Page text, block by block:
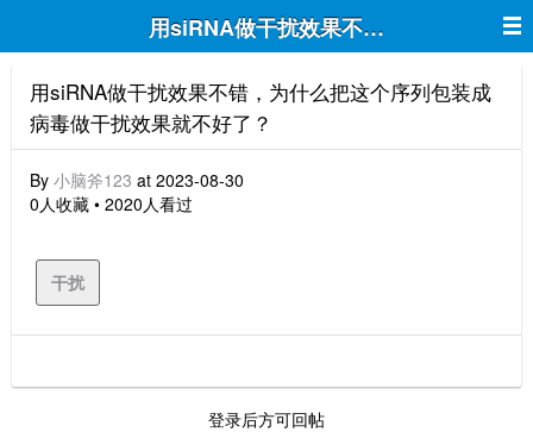
用siRNA做干扰效果不错，为什么把这
用siRNA做干扰效果不错，为什么把这个序列包装成
病毒做干扰效果就不好了？
By 小脑斧123 at 2023-08-30
0人收藏 • 2020人看过
干扰
登录后方可回帖